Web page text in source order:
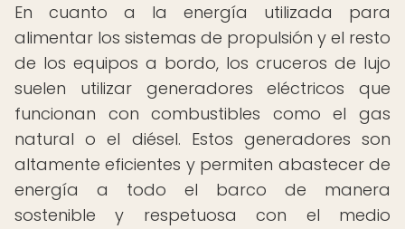
En cuanto a la energía utilizada para
alimentar los sistemas de propulsión y el resto
de los equipos a bordo, los cruceros de lujo
suelen utilizar generadores eléctricos que
funcionan con combustibles como el gas
natural o el diésel. Estos generadores son
altamente eficientes y permiten abastecer de
energía a todo el barco de manera
sostenible y respetuosa con el medio